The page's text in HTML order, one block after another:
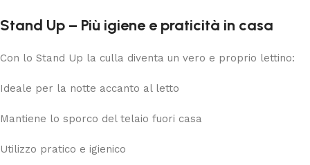
Stand Up – Più igiene e praticità in casa
Con lo Stand Up la culla diventa un vero e proprio lettino:
Ideale per la notte accanto al letto
Mantiene lo sporco del telaio fuori casa
Utilizzo pratico e igienico